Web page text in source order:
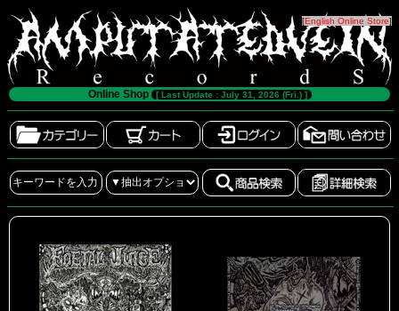
[English Online Store]
Online Shop [ Last Update : July 31, 2026 (Fri.) ]